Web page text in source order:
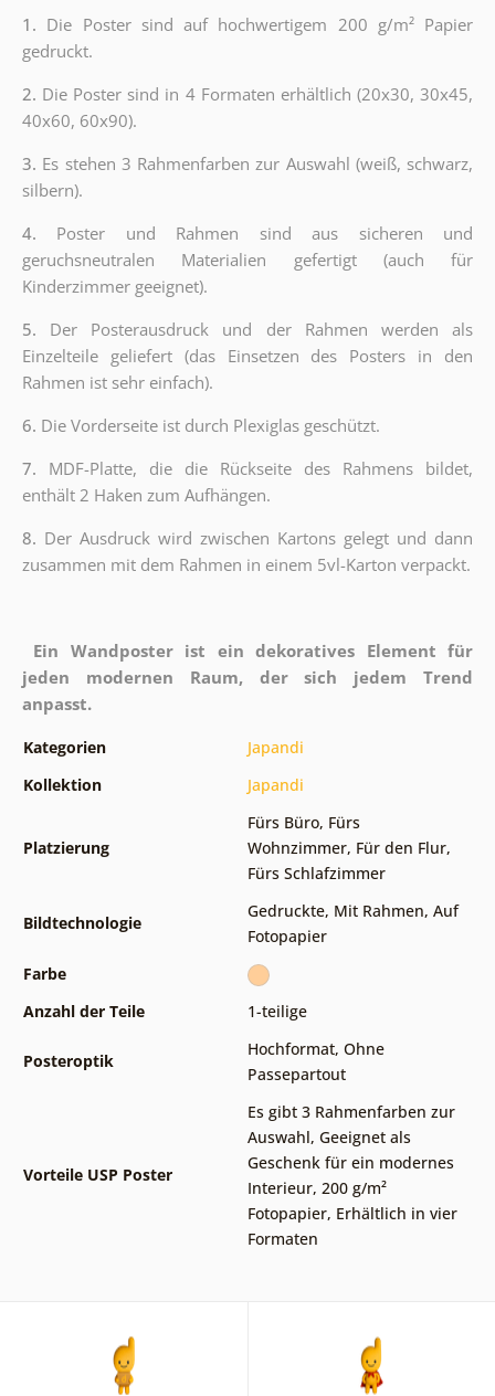
1. Die Poster sind auf hochwertigem 200 g/m² Papier
gedruckt.
2. Die Poster sind in 4 Formaten erhältlich (20x30, 30x45,
40x60, 60x90).
3. Es stehen 3 Rahmenfarben zur Auswahl (weiß, schwarz,
silbern).
4. Poster und Rahmen sind aus sicheren und
geruchsneutralen Materialien gefertigt (auch für
Kinderzimmer geeignet).
5. Der Posterausdruck und der Rahmen werden als
Einzelteile geliefert (das Einsetzen des Posters in den
Rahmen ist sehr einfach).
6. Die Vorderseite ist durch Plexiglas geschützt.
7. MDF-Platte, die die Rückseite des Rahmens bildet,
enthält 2 Haken zum Aufhängen.
8. Der Ausdruck wird zwischen Kartons gelegt und dann
zusammen mit dem Rahmen in einem 5vl-Karton verpackt.
Ein Wandposter ist ein dekoratives Element für
jeden modernen Raum, der sich jedem Trend
anpasst.
Kategorien
Japandi
Kollektion
Japandi
Platzierung
Fürs Büro, Fürs
Wohnzimmer, Für den Flur,
Fürs Schlafzimmer
Bildtechnologie
Gedruckte, Mit Rahmen, Auf
Fotopapier
Farbe
Anzahl der Teile
1-teilige
Posteroptik
Hochformat, Ohne
Passepartout
Vorteile USP Poster
Es gibt 3 Rahmenfarben zur
Auswahl, Geeignet als
Geschenk für ein modernes
Interieur, 200 g/m²
Fotopapier, Erhältlich in vier
Formaten